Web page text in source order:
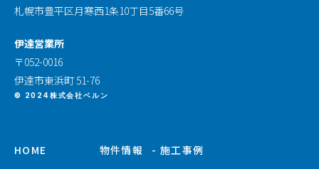
札幌市豊平区月寒西1条10丁目5番66号
伊達営業所
〒052-0016
伊達市東浜町 51-76
© 2024株式会社ベルン
HOME
物件情報
- 施工事例